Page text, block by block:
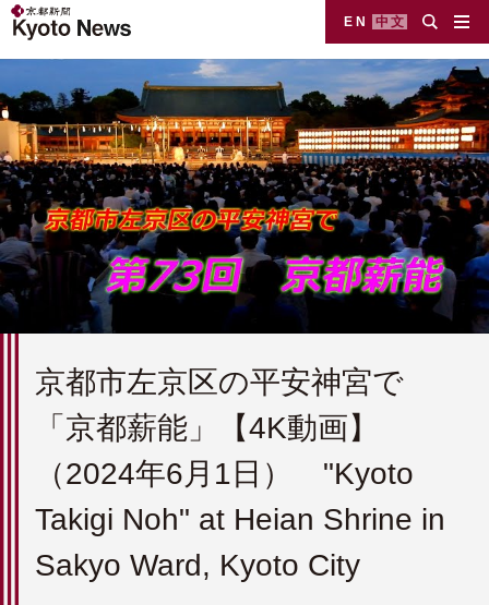
EN 中文
京都市左京区の平安神宮で
「京都薪能」【4K動画】
（2024年6月1日） "Kyoto
Takigi Noh" at Heian Shrine in
Sakyo Ward, Kyoto City